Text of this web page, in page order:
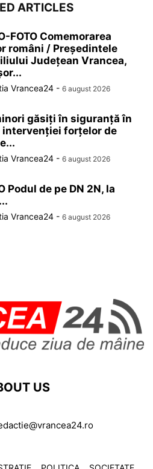
ARTICLES
FOTO Comemorarea
români / Președintele
Județean Vrancea,
Vrancea24 - 6 august 2026
găsiți în siguranță în
intervenției forțelor de
Vrancea24 - 6 august 2026
Podul de pe DN 2N, la
Vrancea24 - 6 august 2026
US